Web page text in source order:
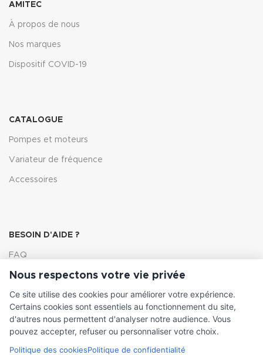
AMITEC
À propos de nous
Nos marques
Dispositif COVID-19
CATALOGUE
Pompes et moteurs
Variateur de fréquence
Accessoires
BESOIN D'AIDE ?
FAQ
Lexique
Comment choisir ma pompe
INFORMATIONS LÉGALES
Nous respectons votre vie privée
Ce site utilise des cookies pour améliorer votre expérience.
Certains cookies sont essentiels au fonctionnement du site,
d'autres nous permettent d'analyser notre audience. Vous
pouvez accepter, refuser ou personnaliser votre choix.
Politique des cookiesPolitique de confidentialité